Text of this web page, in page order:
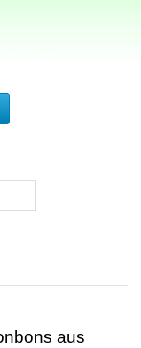
aus